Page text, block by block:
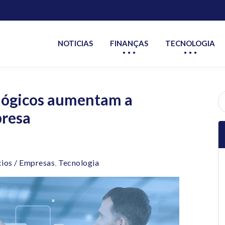
NOTICIAS FINANÇAS TECNOLOGIA
aumentam a
/ Empresas, Tecnologia